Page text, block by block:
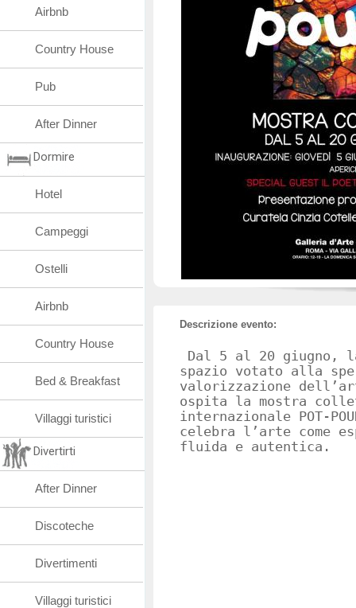
Descrizione evento:
Dal 5 al 20 giugno,
spazio votato alla
valorizzazione
ospita la mostra
internazionale POT-
celebra l’arte come
fluida e autentica.
Airbnb
Country House
Pub
After Dinner
Dormire
Hotel
Campeggi
Ostelli
Airbnb
Country House
Bed & Breakfast
Villaggi turistici
Divertirti
After Dinner
Discoteche
Divertimenti
Villaggi turistici